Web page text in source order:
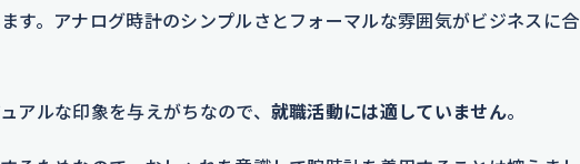
す。アナログ時計のシンプルさとフォーマルな雰囲気がビジネスに合
アルな印象を与えがちなので、 就職活動には適していません。